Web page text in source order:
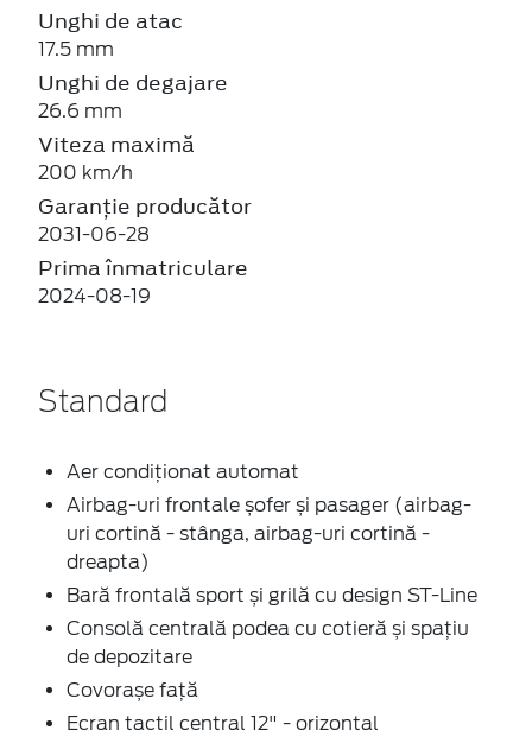
Unghi de atac
17.5 mm
Unghi de degajare
26.6 mm
Viteza maximă
200 km/h
Garanție producător
2031-06-28
Prima înmatriculare
2024-08-19
Standard
Aer condiționat automat
Airbag-uri frontale șofer și pasager (airbag-
uri cortină - stânga, airbag-uri cortină -
dreapta)
Bară frontală sport și grilă cu design ST-Line
Consolă centrală podea cu cotieră și spațiu
de depozitare
Covorașe față
Ecran tactil central 12" - orizontal